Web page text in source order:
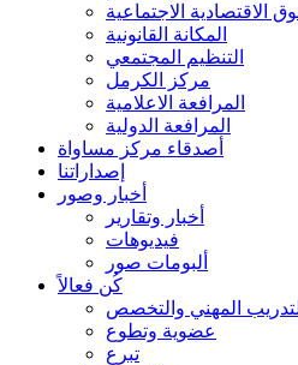
الاقتصادية الاجتماعية
المكانة القانونية
التنظيم المجتمعي
مركز الكرمل
المرافعة الاعلامية
المرافعة الدولية
أصدقاء مركز مساواة
إصداراتنا
أخبار وصور
أخبار وتقارير
فيديوهات
ألبومات صور
كُن فعالاً
المهني والتخصص
عضوية وتطوع
تبرع